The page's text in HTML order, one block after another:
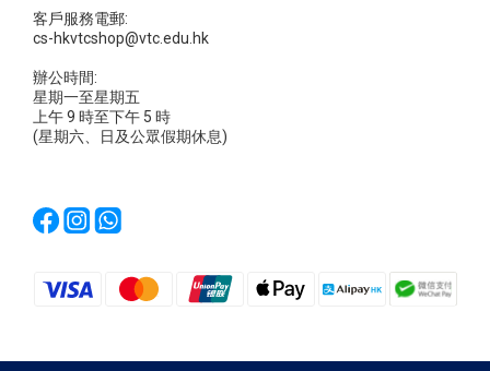
客戶服務電郵:
cs-hkvtcshop@vtc.edu.hk
辦公時間:
星期一至星期五
上午 9 時至下午 5 時
(星期六、日及公眾假期休息)